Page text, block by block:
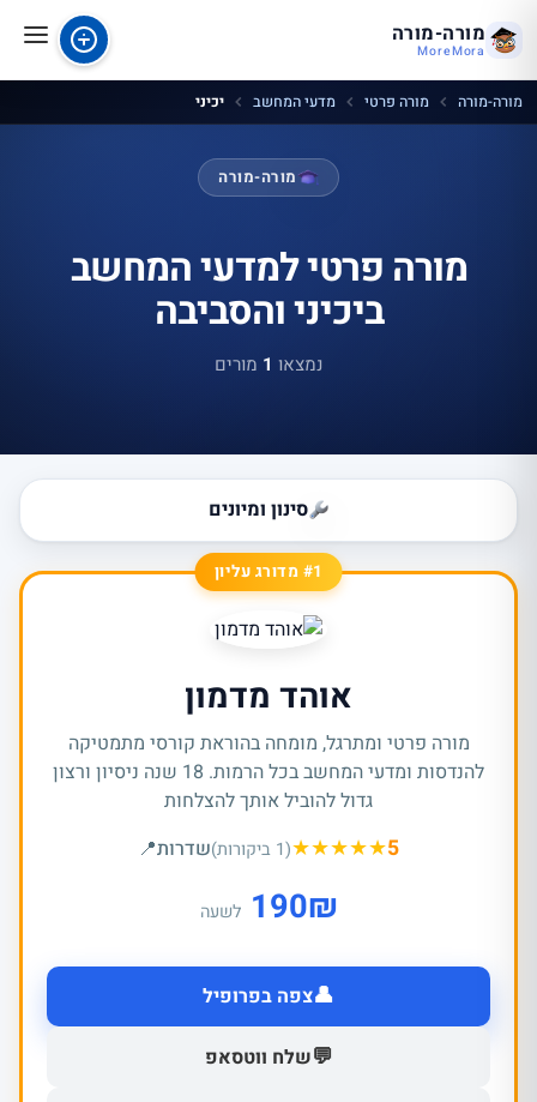
מורה-מורה
MoreMora
מורה-מורה מורה פרטי מדעי המחשב יכיני
מורה-מורה
מורה פרטי למדעי המחשב
ביכיני והסביבה
נמצאו 1 מורים
סינון ומיונים
#1 מדורג עליון
אוהד מדמון
מורה פרטי ומתרגל, מומחה בהוראת קורסי מתמטיקה
להנדסות ומדעי המחשב בכל הרמות. 18 שנה ניסיון ורצון
גדול להוביל אותך להצלחות
(1 ביקורות)★★★★★5 שדרות📍
₪
190 לשעה
👤צפה בפרופיל
💬שלח ווטסאפ